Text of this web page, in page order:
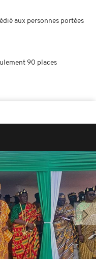
aux personnes portées
90 places